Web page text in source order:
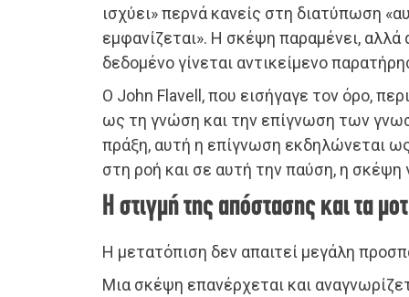
ισχύει» περνά κανείς στη διατύπωση
εμφανίζεται». Η σκέψη παραμένει, αλλά
δεδομένο γίνεται αντικείμενο
Ο John Flavell, που εισήγαγε τον όρο,
ως τη γνώση και την επίγνωση των
πράξη, αυτή η επίγνωση εκδηλώνεται
στη ροή και σε αυτή την παύση, η σκέψη
Η στιγμή της απόστασης και τα
Η μετατόπιση δεν απαιτεί μεγάλη
Μια σκέψη επανέρχεται και